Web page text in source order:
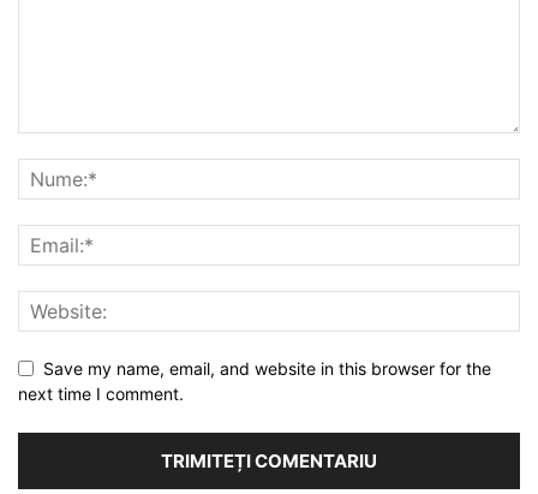
Save my name, email, and website in this browser for the
next time I comment.